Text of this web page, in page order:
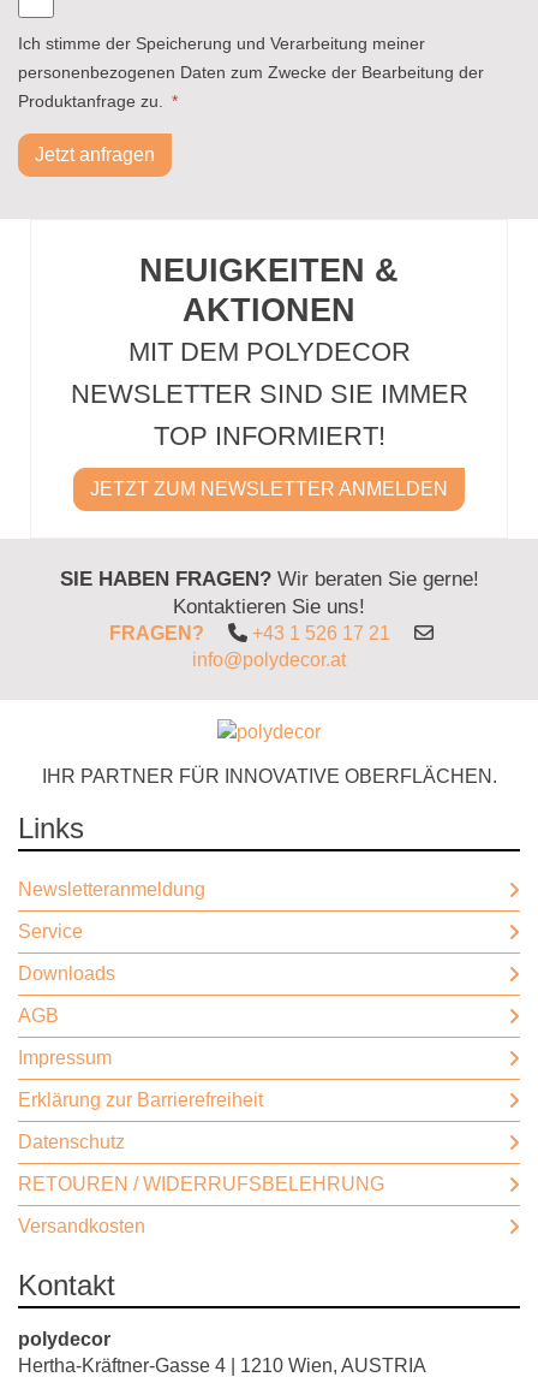
Ich stimme der Speicherung und Verarbeitung meiner
personenbezogenen Daten zum Zwecke der Bearbeitung der
Produktanfrage zu.
*
Jetzt anfragen
NEUIGKEITEN &
AKTIONEN
MIT DEM POLYDECOR
NEWSLETTER SIND SIE IMMER
TOP INFORMIERT!
JETZT ZUM NEWSLETTER ANMELDEN
SIE HABEN FRAGEN?Wir beraten Sie gerne!
Kontaktieren Sie uns!
FRAGEN?
+43 1 526 17 21
info@polydecor.at
IHR PARTNER FÜR INNOVATIVE OBERFLÄCHEN.
Links
Newsletteranmeldung
Service
Downloads
AGB
Impressum
Erklärung zur Barrierefreiheit
Datenschutz
RETOUREN / WIDERRUFSBELEHRUNG
Versandkosten
Kontakt
polydecor
Hertha-Kräftner-Gasse 4 | 1210 Wien, AUSTRIA